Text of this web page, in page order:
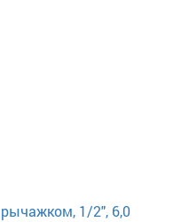
1/2", 6,0